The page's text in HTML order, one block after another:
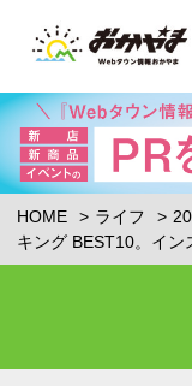
HOME ライフ
キング BEST10。イン